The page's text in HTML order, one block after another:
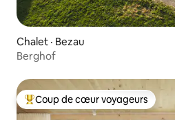
Chalet · Bezau
Berghof
Coup de cœur voyageurs parmi
Coup de cœur voyageurs